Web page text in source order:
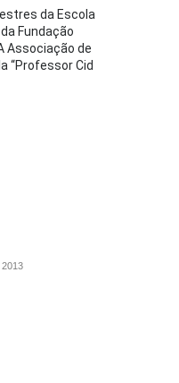
da Escola
Fundação
Associação de
“Professor Cid
2013